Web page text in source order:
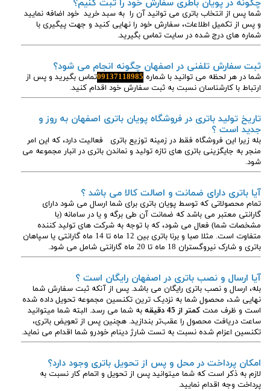
چگونه در پویان باطری سفارش خود را ثبت کنیم؟
شما پس از انتخاب باتری می توانید آن را به سبد خرید خود اضافه نمایید
و پس از تکمیل اطلاعات، سفارش خود را نهایی کنید و جهت پیگیری با
شماره های درج شده در سایت تماس بگیرید.
ثبت سفارش تلفنی در اصفهان چگونه انجام می شود؟
شما در هر لحظه می توانید با شماره 09137118985تماس بگیرید و پس از
ارتباط با کارشناسان نسبت به ثبت سفارش خود اقدام کنید.
تاریخ تولید باتری در فروشگاه پویان باتری اصفهان به روز و
جدید است ؟
بله زیرا این فروشگاه فقط در زمینه توزیع باتری فعالیت دارد، که این امر
منجر به جایگزینی باتری های تازه تولید و نماندن باتری در انبار مجموعه می
شود.
آیا باتری دارای ضمانت و اصالت کالا می باشد ؟
تمام محصولاتی که توسط پویان باتری برای شما ارسال می شود دارای
گارانتی معتبر می باشد که ضمانت آن طی برگه و یا در سامانه (با
مشخصات شما) فعال می شود، که با توجه به شرکت های تولید کننده
متفاوت است. مثلا صبا و برنا باتری بین 12 ماه تا 14 ماه گارانتی یا سپاهان
باتری و شارک نیروگستران 18 ماه تا 20 ماه گارانتی شامل می شود.
آیا ارسال و نصب باتری در اصفهان رایگان است ؟
بله، ارسال و نصب باتری رایگان می باشد. پس از آنکه ثبت سفارش شما
نهایی شد، محصول شما به نزدیک ترین تکنسین مجموعه تحویل داده شده
است و ظرف مدت کمتر از 45 دقیقه
به شما می رسد. البته شما میتوانید
ساعت دریافت محصول را عقب‌تر بندازید. هچنین پس از تعویض باتری،
تکنسین اعزام شده نسبت به تست شارژ دینام خودرو شما اقدام می نماید.
امکان پرداخت در محل و پس از تحویل باتری وجود دارد؟
لازم به ذکر است که شما میتوانید پس از تحویل و اتمام کار نسبت به
پرداخت وجه اقدام نمایید.